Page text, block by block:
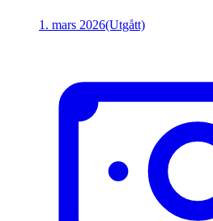
1. mars 2026(Utgått)